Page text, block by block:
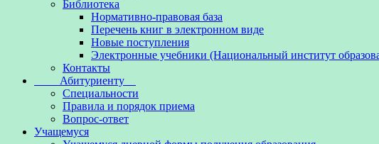
Библиотека
Нормативно-правовая база
Перечень книг в электронном виде
Новые поступления
Электронные учебники (Национальный институт
Контакты
Абитуриенту
Специальности
Правила и порядок приема
Вопрос-ответ
Учащемуся